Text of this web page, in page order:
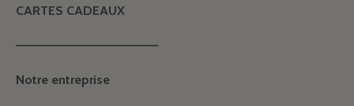
CARTES CADEAUX
———————————————
Notre entreprise